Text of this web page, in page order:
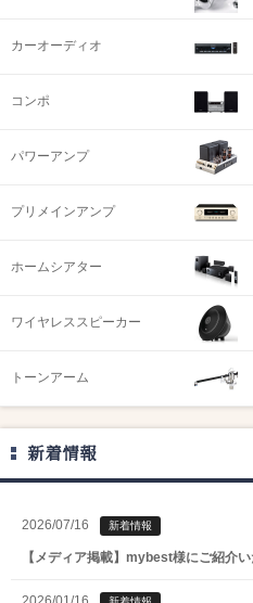
カーオーディオ
コンポ
パワーアンプ
プリメインアンプ
ホームシアター
ワイヤレススピーカー
トーンアーム
新着情報
2026/07/16 新着情報
【メディア掲載】mybest様にご紹介い